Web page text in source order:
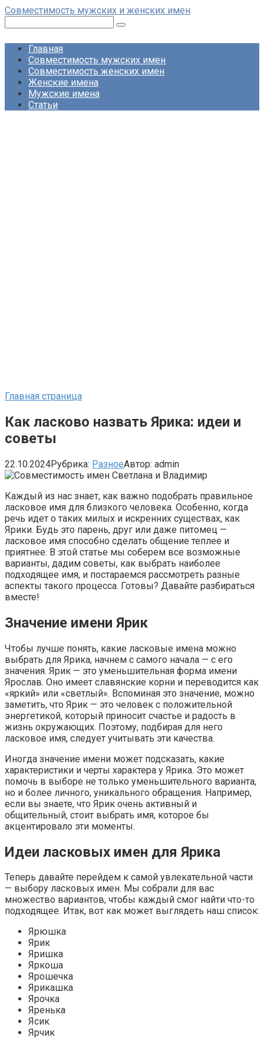
Перейти
контенту
Совместимость мужских и женских имен
Главная
Совместимость мужских имен
Совместимость женских имен
Женские имена
Мужские имена
Статьи
Главная страница
Как ласково назвать Ярика: идеи и
советы
22.10.2024Рубрика: РазноеАвтор: admin
Каждый из нас знает, как важно подобрать правильное
ласковое имя для близкого человека. Особенно, когда
речь идет о таких милых и искренних существах, как
Ярики. Будь это парень, друг или даже питомец —
ласковое имя способно сделать общение теплее и
приятнее. В этой статье мы соберем все возможные
варианты, дадим советы, как выбрать наиболее
подходящее имя, и постараемся рассмотреть разные
аспекты такого процесса. Готовы? Давайте разбираться
вместе!
Значение имени Ярик
Чтобы лучше понять, какие ласковые имена можно
выбрать для Ярика, начнем с самого начала — с его
значения. Ярик — это уменьшительная форма имени
Ярослав. Оно имеет славянские корни и переводится как
«яркий» или «светлый». Вспоминая это значение, можно
заметить, что Ярик — это человек с положительной
энергетикой, который приносит счастье и радость в
жизнь окружающих. Поэтому, подбирая для него
ласковое имя, следует учитывать эти качества.
Иногда значение имени может подсказать, какие
характеристики и черты характера у Ярика. Это может
помочь в выборе не только уменьшительного варианта,
но и более личного, уникального обращения. Например,
если вы знаете, что Ярик очень активный и
общительный, стоит выбрать имя, которое бы
акцентировало эти моменты.
Идеи ласковых имен для Ярика
Теперь давайте перейдем к самой увлекательной части
— выбору ласковых имен. Мы собрали для вас
множество вариантов, чтобы каждый смог найти что-то
подходящее. Итак, вот как может выглядеть наш список:
Ярюшка
Ярик
Яришка
Яркоша
Ярошечка
Ярикашка
Ярочка
Яренька
Ясик
Ярчик